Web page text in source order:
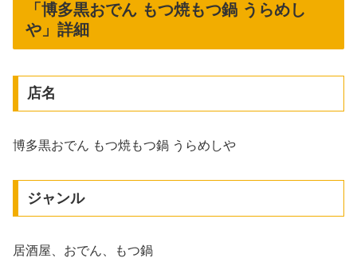
「博多黒おでん もつ焼もつ鍋 うらめし
や」詳細
店名
博多黒おでん もつ焼もつ鍋 うらめしや
ジャンル
居酒屋、おでん、もつ鍋